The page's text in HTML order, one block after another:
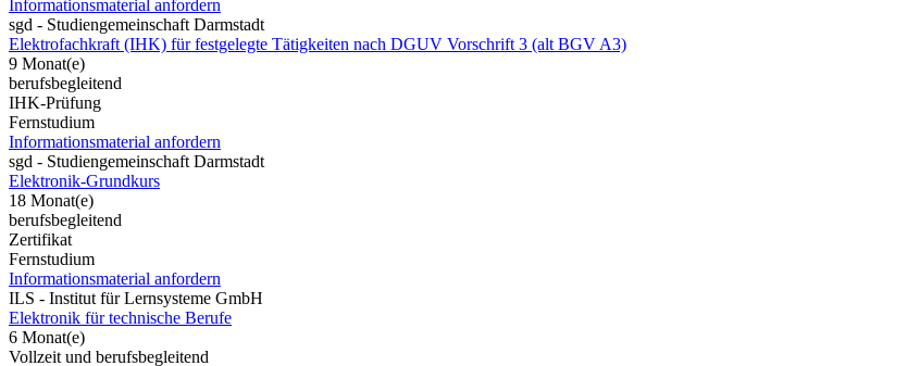
Informationsmaterial anfordern
sgd - Studiengemeinschaft Darmstadt
Elektrofachkraft (IHK) für festgelegte Tätigkeiten nach DGUV Vorschrift 3 (alt BGV A3)
9 Monat(e)
berufsbegleitend
IHK-Prüfung
Fernstudium
Informationsmaterial anfordern
sgd - Studiengemeinschaft Darmstadt
Elektronik-Grundkurs
18 Monat(e)
berufsbegleitend
Zertifikat
Fernstudium
Informationsmaterial anfordern
ILS - Institut für Lernsysteme GmbH
Elektronik für technische Berufe
6 Monat(e)
Vollzeit und berufsbegleitend